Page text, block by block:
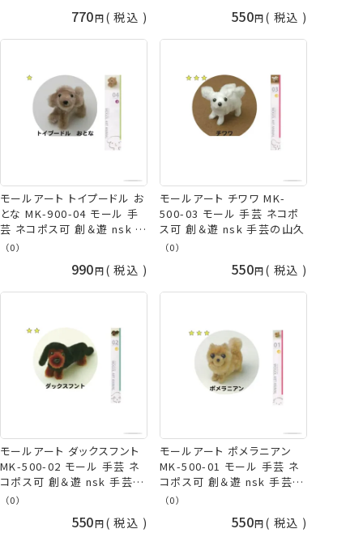
770 税込 550 税込
モールアート トイプードル お
とな MK-900-04 モール 手
芸 ネコポス可 創＆遊 nsk 手
芸の山久
（0）
990 税込
モールアート チワワ MK-
500-03 モール 手芸 ネコポ
ス可 創＆遊 nsk 手芸の山久
（0）
550 税込
モールアート ダックスフント
MK-500-02 モール 手芸 ネ
コポス可 創＆遊 nsk 手芸の
山久
（0）
550 税込
モールアート ポメラニアン
MK-500-01 モール 手芸 ネ
コポス可 創＆遊 nsk 手芸の
山久
（0）
550 税込